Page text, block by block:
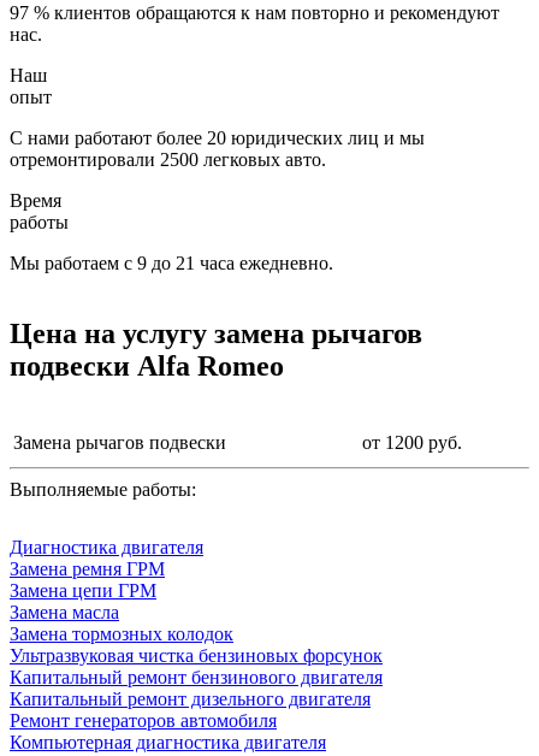
97 % клиентов обращаются к нам повторно и рекомендуют
нас.
Наш
опыт
С нами работают более 20 юридических лиц и мы
отремонтировали 2500 легковых авто.
Время
работы
Мы работаем с 9 до 21 часа ежедневно.
Цена на услугу замена рычагов
подвески Alfa Romeo
Замена рычагов подвески от 1200 руб.
Выполняемые работы:
Диагностика двигателя
Замена ремня ГРМ
Замена цепи ГРМ
Замена масла
Замена тормозных колодок
Ультразвуковая чистка бензиновых форсунок
Капитальный ремонт бензинового двигателя
Капитальный ремонт дизельного двигателя
Ремонт генераторов автомобиля
Компьютерная диагностика двигателя